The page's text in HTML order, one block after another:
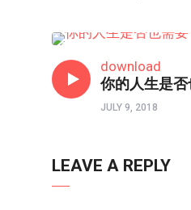
download
你的人生是否
JULY 9, 2018
LEAVE A REPLY